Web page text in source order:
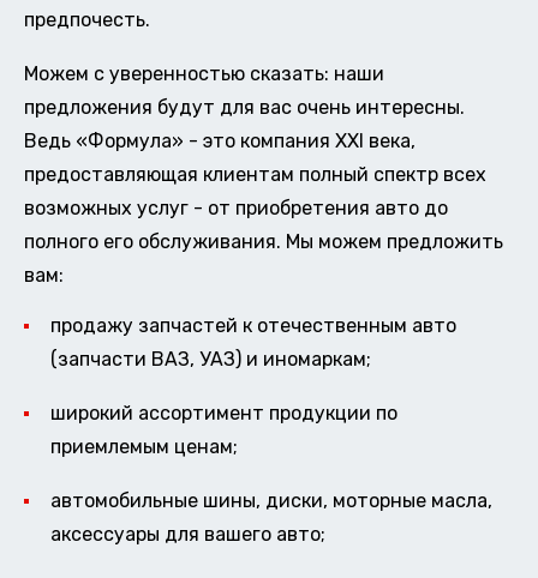
предпочесть.
Можем с уверенностью сказать: наши
предложения будут для вас очень интересны.
Ведь «Формула» - это компания XXI века,
предоставляющая клиентам полный спектр всех
возможных услуг - от приобретения авто до
полного его обслуживания. Мы можем предложить
вам:
продажу запчастей к отечественным авто
(запчасти ВАЗ, УАЗ) и иномаркам;
широкий ассортимент продукции по
приемлемым ценам;
автомобильные шины, диски, моторные масла,
аксессуары для вашего авто;